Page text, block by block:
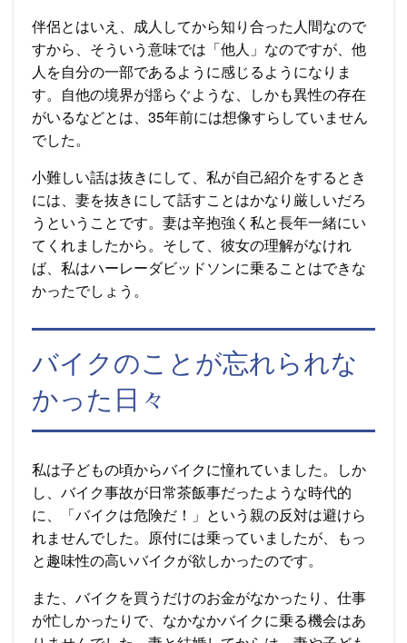
伴侶とはいえ、成人してから知り合った人間なので
すから、そういう意味では「他人」なのですが、他
人を自分の一部であるように感じるようになりま
す。自他の境界が揺らぐような、しかも異性の存在
がいるなどとは、35年前には想像すらしていません
でした。
小難しい話は抜きにして、私が自己紹介をするとき
には、妻を抜きにして話すことはかなり厳しいだろ
うということです。妻は辛抱強く私と長年一緒にい
てくれましたから。そして、彼女の理解がなけれ
ば、私はハーレーダビッドソンに乗ることはできな
かったでしょう。
バイクのことが忘れられな
かった日々
私は子どもの頃からバイクに憧れていました。しか
し、バイク事故が日常茶飯事だったような時代的
に、「バイクは危険だ！」という親の反対は避けら
れませんでした。原付には乗っていましたが、もっ
と趣味性の高いバイクが欲しかったのです。
また、バイクを買うだけのお金がなかったり、仕事
が忙しかったりで、なかなかバイクに乗る機会はあ